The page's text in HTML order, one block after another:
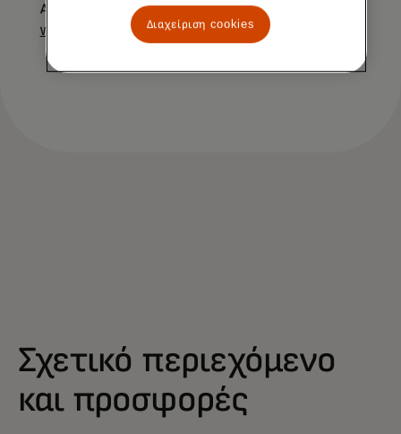
Αργεντινή, επισκεφθείτε τη διεύθυνση:
www.mastercard.com.ar
Σχετικό περιεχόμενο
και προσφορές
Διαχείριση cookies